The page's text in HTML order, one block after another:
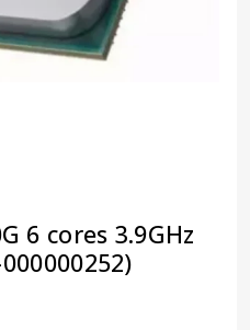
6 cores 3.9GHz